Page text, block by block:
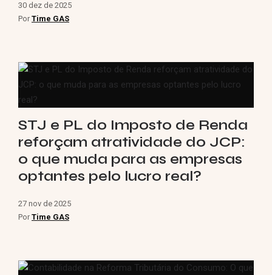
30 dez de 2025
Por Time GAS
STJ e PL do Imposto de Renda
reforçam atratividade do JCP:
o que muda para as empresas
optantes pelo lucro real?
27 nov de 2025
Por Time GAS